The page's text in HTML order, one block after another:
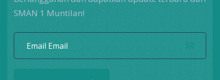
SMAN 1 Muntilan!